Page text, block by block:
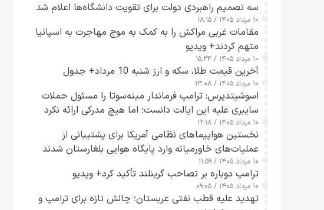
سه تصمیم راهبردی دولت برای تقویت دانشگاه‌ها اعلام شد
۱۰ مرداد ۱۴۰۵ / ۱۸:۱۵
مقامات غربی مراکش را به کمک به موج مهاجرت به اسپانیا
متهم کردند+ ویدیو
۱۰ مرداد ۱۴۰۵ / ۱۵:۲۴
آخرین قیمت طلا، سکه و ارز شنبه 10 مرداد+ جدول
۱۰ مرداد ۱۴۰۵ / ۱۳:۰۸
اسوشیتدپرس: ترامپ فرماندار مینه‌سوتا را مسئول حملات
سایبری علیه این ایالت دانست؛ اما هیچ مدرکی ارائه نکرد
۱۰ مرداد ۱۴۰۵ / ۱۲:۱۸
نخستین هواپیماهای نظامی آمریکا برای پشتیبانی از
عملیات‌های خاورمیانه وارد پایگاه هوایی بلغارستان شدند
۱۰ مرداد ۱۴۰۵ / ۱۱:۵۹
ترامپ دوباره بر تصاحب گرینلند تأکید کرد+ ویدیو
۱۰ مرداد ۱۴۰۵ / ۰۹:۰۵
تهدید علیه قطب نفتی عربستان؛ چالش تازه برای ترامپ و